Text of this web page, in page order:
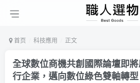
首页 科技應用 正文
全球數位商機共創國際論壇即
行企業，邁向數位綠色雙軸轉型